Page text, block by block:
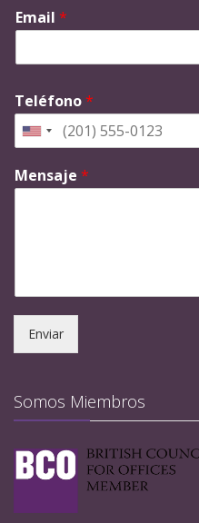
Email *
Teléfono*
Mensaje *
Enviar
Somos Miembros